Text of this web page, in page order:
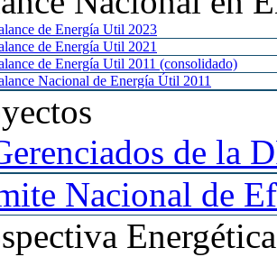
de Energía Util 2023
de Energía Util 2021
de Energía Util 2011 (consolidado)
Nacional de Energía Útil 2011
de la
Nacional de